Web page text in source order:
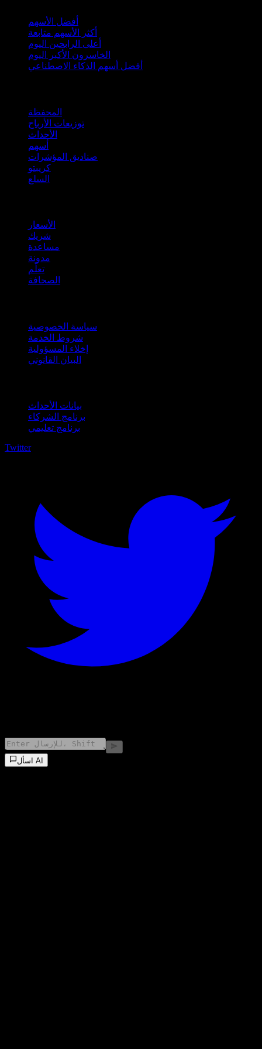
أفضل الأسهم
أكثر الأسهم متابعة
أعلى الرابحين اليوم
الخاسرون الأكبر اليوم
أفضل أسهم الذكاء الاصطناعي
المحفظة
توزيعات الأرباح
الأحداث
أسهم
صناديق المؤشرات
كريبتو
السلع
الأسعار
شريك
مساعدة
مدونة
تعلّم
الصحافة
سياسة الخصوصية
شروط الخدمة
إخلاء المسؤولية
البيان القانوني
بيانات الأحداث
برنامج الشركاء
برنامج تعليمي
Twitter
اسأل AI